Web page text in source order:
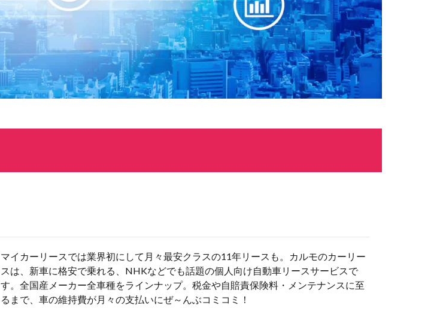
マイカーリースでは業界初にして月々最安クラスの11年リースも。カルモのカーリー
スは、新車に格安で乗れる、NHKなどでも話題の個人向け自動車リースサービスで
す。全国産メーカー全車種をラインナップ。税金や自賠責保険料・メンテナンスに至
るまで、車の維持費が月々の支払いにぜ～んぶコミコミ！